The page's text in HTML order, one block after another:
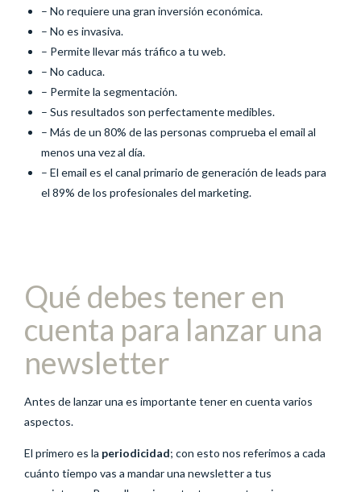
– No requiere una gran inversión económica.
– No es invasiva.
– Permite llevar más tráfico a tu web.
– No caduca.
– Permite la segmentación.
– Sus resultados son perfectamente medibles.
– Más de un 80% de las personas comprueba el email al
menos una vez al día.
– El email es el canal primario de generación de leads para
el 89% de los profesionales del marketing.
Qué debes tener en
cuenta para lanzar una
newsletter
Antes de lanzar una es importante tener en cuenta varios
aspectos.
El primero es la periodicidad; con esto nos referimos a cada
cuánto tiempo vas a mandar una newsletter a tus